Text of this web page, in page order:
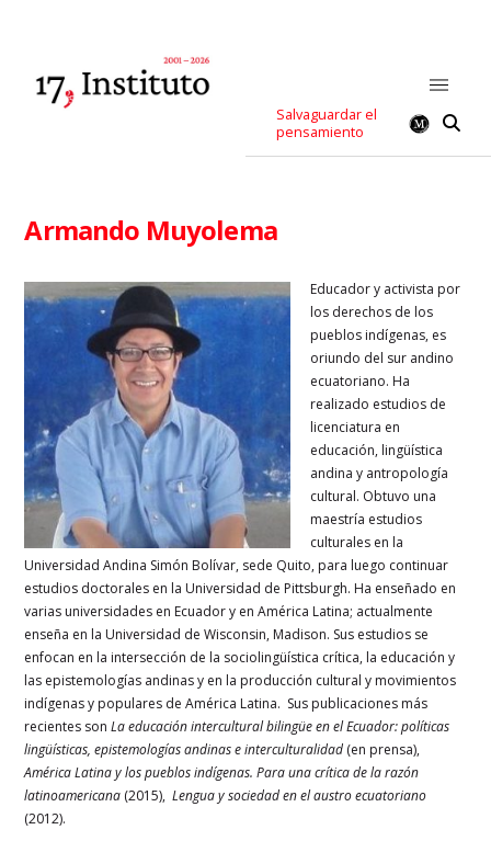
Salvaguardar el
pensamiento
Armando Muyolema
Educador y activista por
los derechos de los
pueblos indígenas, es
oriundo del sur andino
ecuatoriano. Ha
realizado estudios de
licenciatura en
educación, lingüística
andina y antropología
cultural. Obtuvo una
maestría estudios
culturales en la
Universidad Andina Simón Bolívar, sede Quito, para luego continuar
estudios doctorales en la Universidad de Pittsburgh. Ha enseñado en
varias universidades en Ecuador y en América Latina; actualmente
enseña en la Universidad de Wisconsin, Madison. Sus estudios se
enfocan en la intersección de la sociolingüística crítica, la educación y
las epistemologías andinas y en la producción cultural y movimientos
indígenas y populares de América Latina. Sus publicaciones más
recientes sonLa educación intercultural bilingüe en el Ecuador: políticas
lingüísticas, epistemologías andinas e interculturalidad (en prensa),
América Latina y los pueblos indígenas. Para una crítica de la razón
latinoamericana (2015), Lengua y sociedad en el austro ecuatoriano
(2012).